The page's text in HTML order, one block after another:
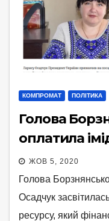
КОМПРОМАТ ПОЛІТИКА
Голова
оплатила
ЖОВ 5, 2020
Голова
Осадчук
ресурсу, який